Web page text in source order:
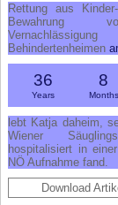
Rettung aus
Bewahrung
Behindertenheimen
36
Years
8
Months
lebt Katja daheim,
Wiener
hospitalisiert in
NÖ Aufnahme fand.
Download